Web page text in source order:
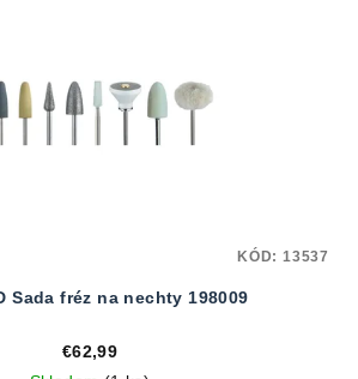
Sada fréz na nechty 198009
€62,99
KÓD: 13537